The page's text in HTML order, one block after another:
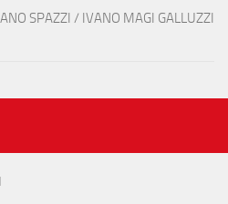
SPAZZI / IVANO MAGI GALLUZZI